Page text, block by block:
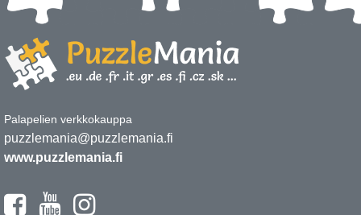
Palapelien verkkokauppa
puzzlemania@puzzlemania.fi
www.puzzlemania.fi